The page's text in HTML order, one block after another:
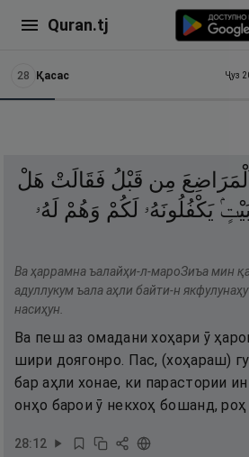
Quran.tj
28 Қасас Ҷуз
مِن قَبْلُ فَقَالَتْ هَلْ
يَكْفُلُونَهُۥ لَكُمْ وَهُمْ لَهُۥ
Ва ҳаррамна ъалайҳи-л-мароЗиъа мин
адуллукум ъала аҳли байти-н
насиҳун.
Ва пеш аз омадани хоҳари ӯ
шири доягонро. Пас, (хоҳараш)
бар аҳли хонае, ки парастории
онҳо барои ӯ некхоҳ бошанд,
28:12